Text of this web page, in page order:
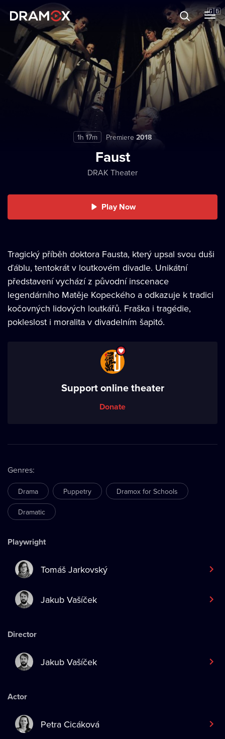
🇬🇧
Vouchers
Register
1h 17m Premiere 2018
Faust
DRAK Theater
Play Now
Tragický příběh doktora Fausta, který upsal svou duši
ďáblu, tentokrát v loutkovém divadle. Unikátní
představení vychází z původní inscenace
legendárního Matěje Kopeckého a odkazuje k tradici
kočovných lidových loutkářů. Fraška i tragédie,
pokleslost i moralita v divadelním šapitó.
Support online theater
Donate
Genres:
Drama Puppetry Dramox for Schools
Dramatic
Playwright
Tomáš Jarkovský
Jakub Vašíček
Director
Jakub Vašíček
Actor
Petra Cicáková